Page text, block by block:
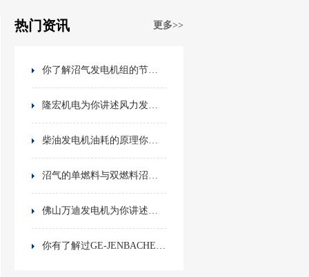
热门资讯 更多>>
你了解沼气发电机组的节源环保吗？
隆宏机电为你讲述风力发电机的定期检修维护
柴油发电机油耗的原理你知道吗？
沼气的单燃料与双燃料沼气发电机组的性能比较
佛山万迪发电机为你讲述发动机组产品分类
你有了解过GE-JENBACHER颜巴赫燃气发电机组吗？